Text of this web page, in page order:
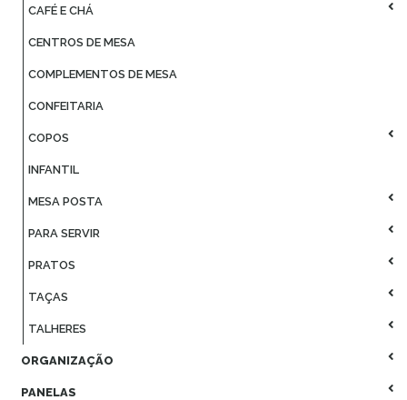
CAFÉ E CHÁ
CENTROS DE MESA
COMPLEMENTOS DE MESA
CONFEITARIA
COPOS
INFANTIL
MESA POSTA
PARA SERVIR
PRATOS
TAÇAS
TALHERES
ORGANIZAÇÃO
PANELAS